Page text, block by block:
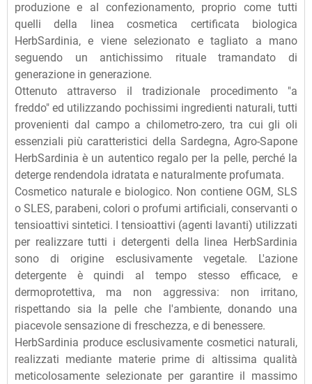
produzione e al confezionamento, proprio come tutti
quelli della linea cosmetica certificata biologica
HerbSardinia, e viene selezionato e tagliato a mano
seguendo un antichissimo rituale tramandato di
generazione in generazione.
Ottenuto attraverso il tradizionale procedimento "a
freddo" ed utilizzando pochissimi ingredienti naturali, tutti
provenienti dal campo a chilometro-zero, tra cui gli oli
essenziali più caratteristici della Sardegna, Agro-Sapone
HerbSardinia è un autentico regalo per la pelle, perché la
deterge rendendola idratata e naturalmente profumata.
Cosmetico naturale e biologico. Non contiene OGM, SLS
o SLES, parabeni, colori o profumi artificiali, conservanti o
tensioattivi sintetici. I tensioattivi (agenti lavanti) utilizzati
per realizzare tutti i detergenti della linea HerbSardinia
sono di origine esclusivamente vegetale. L'azione
detergente è quindi al tempo stesso efficace, e
dermoprotettiva, ma non aggressiva: non irritano,
rispettando sia la pelle che l'ambiente, donando una
piacevole sensazione di freschezza, e di benessere.
HerbSardinia produce esclusivamente cosmetici naturali,
realizzati mediante materie prime di altissima qualità
meticolosamente selezionate per garantire il massimo